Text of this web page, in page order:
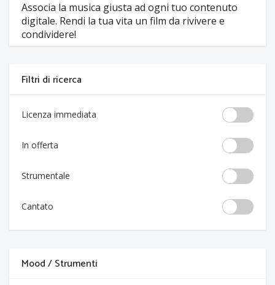
Associa la musica giusta ad ogni tuo contenuto
digitale. Rendi la tua vita un film da rivivere e
condividere!
Filtri di ricerca
Licenza immediata
In offerta
Strumentale
Cantato
Mood / Strumenti